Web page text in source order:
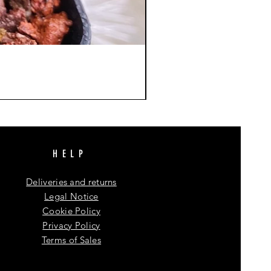
HELP
Deliveries and returns
Legal Notice
Cookie Policy
Privacy Policy
Terms of Sales